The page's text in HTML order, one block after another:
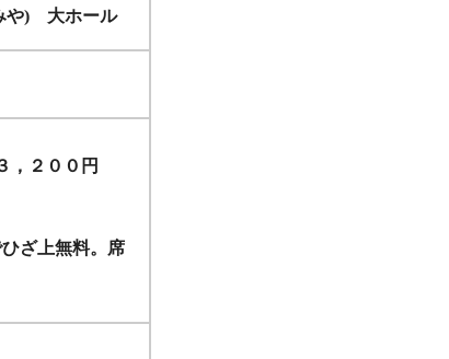
や) 大ホール
，２００円
ざ上無料。席